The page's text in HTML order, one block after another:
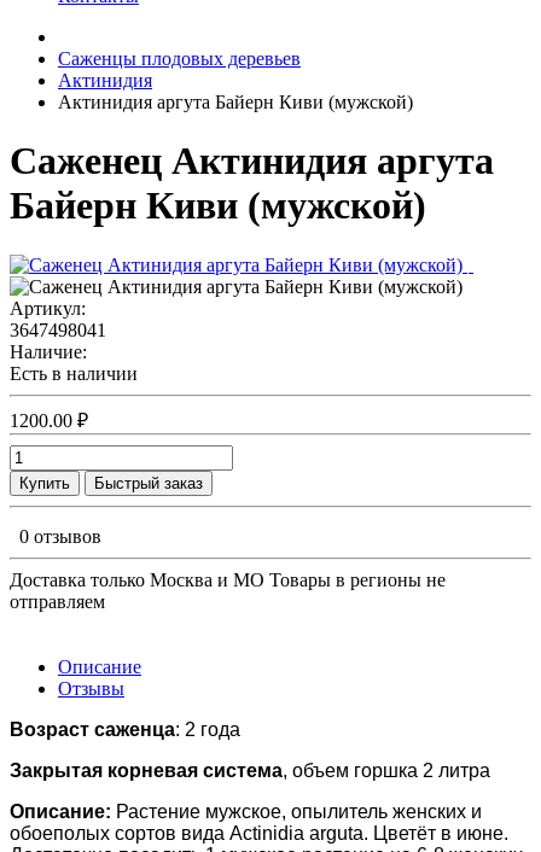
Саженцы плодовых деревьев
Актинидия
Актинидия аргута Байерн Киви (мужской)
Саженец Актинидия аргута
Байерн Киви (мужской)
Артикул:
3647498041
Наличие:
Есть в наличии
1200.00 ₽
Купить Быстрый заказ
0 отзывов
Доставка только Москва и МО Товары в регионы не
отправляем
Описание
Отзывы
Возраст саженца: 2 года
Закрытая корневая система, объем горшка 2 литра
Описание: Растение мужское, опылитель женских и
обоеполых сортов вида Actinidia arguta. Цветёт в июне.